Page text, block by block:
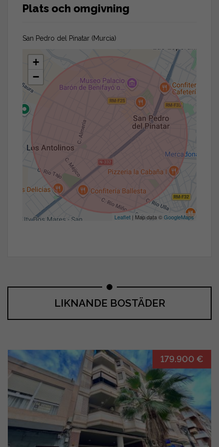
Plats och omgivning
San Pedro del Pinatar (Murcia)
+
−
Leaflet | Map data ©GoogleMaps
LIKNANDE BOSTÄDER
179.900 €